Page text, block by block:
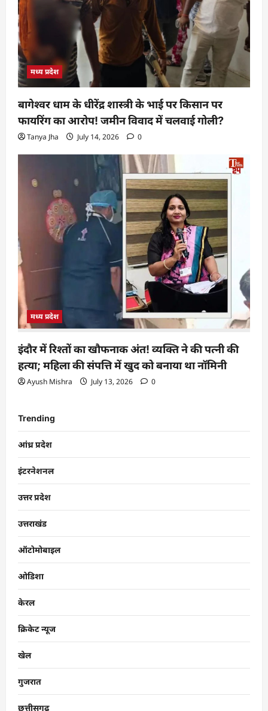
मध्य प्रदेश
बागेश्वर धाम के धीरेंद्र शास्त्री के भाई पर किसान पर
फायरिंग का आरोप! जमीन विवाद में चलवाई गोली?
Tanya Jha July 14, 2026 0
मध्य प्रदेश
इंदौर में रिश्तों का खौफनाक अंत! व्यक्ति ने की पत्नी की
हत्या; महिला की संपत्ति में खुद को बनाया था नॉमिनी
Ayush Mishra July 13, 2026 0
Trending
आंध्र प्रदेश
इंटरनेशनल
उत्तर प्रदेश
उत्तराखंड
ऑटोमोबाइल
ओडिशा
केरल
क्रिकेट न्यूज
खेल
गुजरात
छत्तीसगढ़